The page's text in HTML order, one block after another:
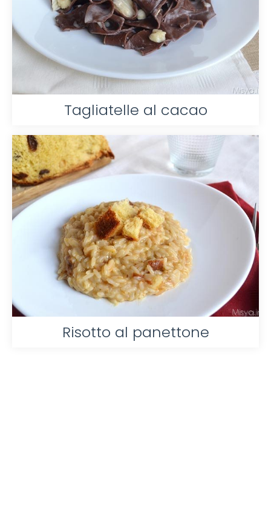
Tagliatelle al cacao
Risotto al panettone